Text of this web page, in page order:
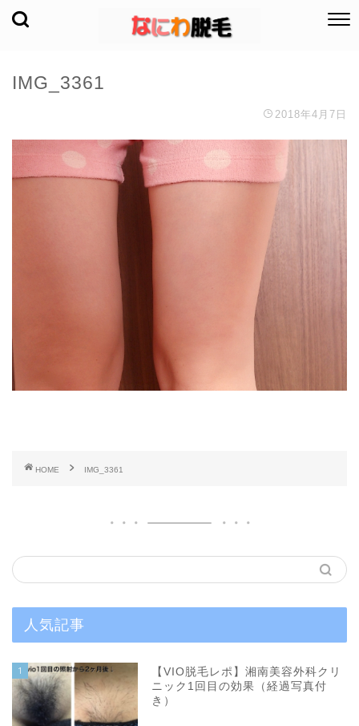
IMG_3361
2018年4月7日
HOME IMG_3361
人気記事
1
【VIO脱毛レポ】湘南美容外科クリ
ニック1回目の効果（経過写真付
き）